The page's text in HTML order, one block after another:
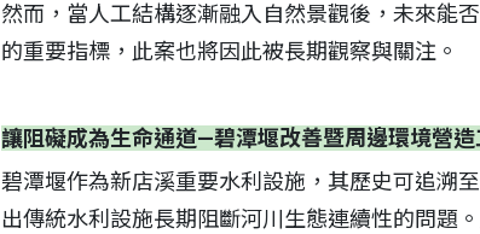
然而，當人工結構逐漸融入自然景觀後，未來能
的重要指標，此案也將因此被長期觀察與關注。
讓阻礙成為生命通道—碧潭堰改善暨周邊環境營造
碧潭堰作為新店溪重要水利設施，其歷史可追溯
出傳統水利設施長期阻斷河川生態連續性的問題